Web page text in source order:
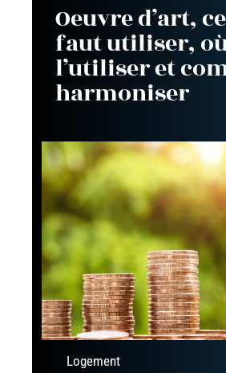
Oeuvre d’art,
faut utiliser,
l’utiliser et
harmoniser
Logement